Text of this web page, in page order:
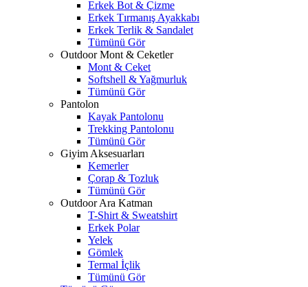
Erkek Bot & Çizme
Erkek Tırmanış Ayakkabı
Erkek Terlik & Sandalet
Tümünü Gör
Outdoor Mont & Ceketler
Mont & Ceket
Softshell & Yağmurluk
Tümünü Gör
Pantolon
Kayak Pantolonu
Trekking Pantolonu
Tümünü Gör
Giyim Aksesuarları
Kemerler
Çorap & Tozluk
Tümünü Gör
Outdoor Ara Katman
T-Shirt & Sweatshirt
Erkek Polar
Yelek
Gömlek
Termal İçlik
Tümünü Gör